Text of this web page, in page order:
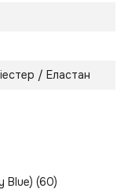
/ Еластан
Blue) (60)